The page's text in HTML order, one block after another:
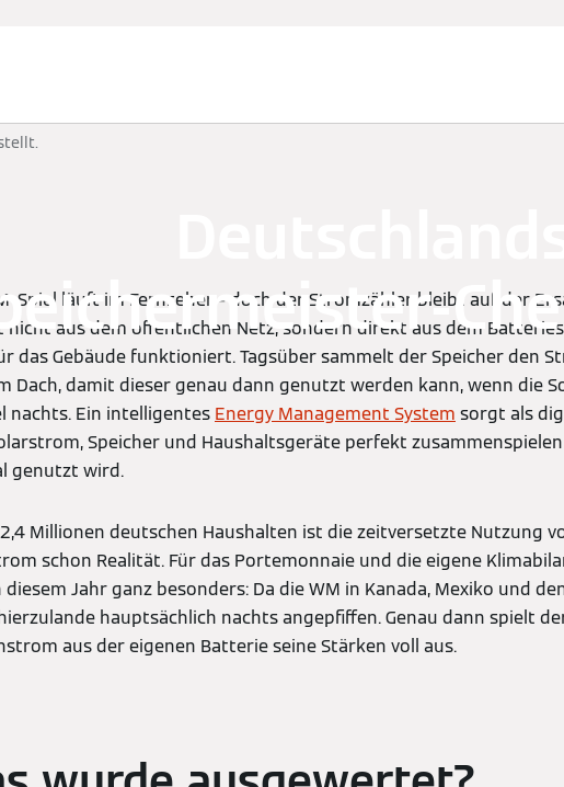
Spiel läuft im Fernseher – doch der Stromzähler bleibt auf der
nicht aus dem öffentlichen Netz, sondern direkt aus dem
das Gebäude funktioniert. Tagsüber sammelt der Speicher den
Dach, damit dieser genau dann genutzt werden kann, wenn die
nachts. Ein intelligentes Energy Management System sorgt als
Speicher und Haushaltsgeräte perfekt
genutzt wird.
Millionen deutschen Haushalten ist die zeitversetzte Nutzung
schon Realität. Für das Portemonnaie und die eigene
diesem Jahr ganz besonders: Da die WM in Kanada, Mexiko und
hauptsächlich nachts angepfiffen. Genau dann spielt
aus der eigenen Batterie seine Stärken voll aus.